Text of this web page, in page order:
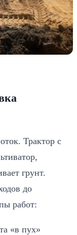
Трактор с
грунт.
до
работ:
«в пух»